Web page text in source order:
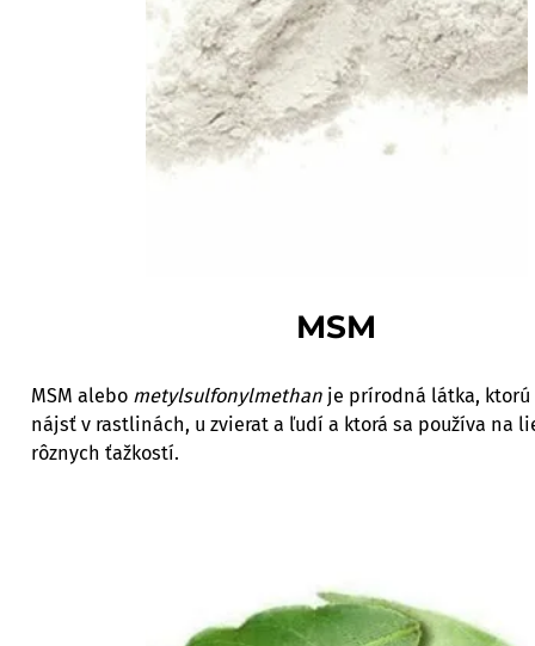
MSM
MSM alebo metylsulfonylmethanje prírodná látka, ktorú
nájsť v rastlinách, u zvierat a ľudí a ktorá sa používa na
rôznych ťažkostí.